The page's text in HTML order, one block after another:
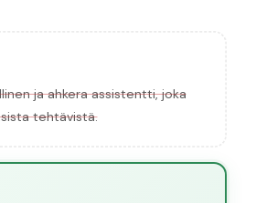
ja ahkera assistentti, joka
tehtävistä.